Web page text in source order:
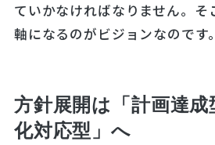
ていかなければなりません。そ
軸になるのがビジョンなのです。
方針展開は「計画達
化対応型」へ